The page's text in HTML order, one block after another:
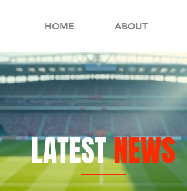
HOME ABOUT
LATESTNEWS